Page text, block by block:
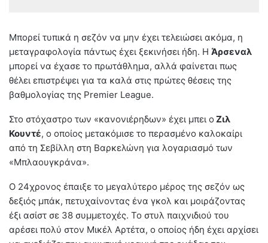
Μπορεί τυπικά η σεζόν να μην έχει τελειώσει ακόμα, η
μεταγραφολογία πάντως έχει ξεκινήσει ήδη. Η Άρσεναλ
μπορεί να έχασε το πρωτάθλημα, αλλά φαίνεται πως
θέλει επιστρέψει για τα καλά στις πρώτες θέσεις της
βαθμολογίας της Premier League.
Στο στόχαστρο των «κανονιέρηδων» έχει μπει ο Ζιλ
Κουντέ, ο οποίος μετακόμισε το περασμένο καλοκαίρι
από τη Σεβίλλη στη Βαρκελώνη για λογαριασμό των
«Μπλαουγκράνα».
Ο 24χρονος έπαιξε το μεγαλύτερο μέρος της σεζόν ως
δεξιός μπάκ, πετυχαίνοντας ένα γκολ και μοιράζοντας
έξι ασίστ σε 38 συμμετοχές. Το στυλ παιχνιδιού του
αρέσει πολύ στον Μικέλ Αρτέτα, ο οποίος ήδη έχει αρχίσει